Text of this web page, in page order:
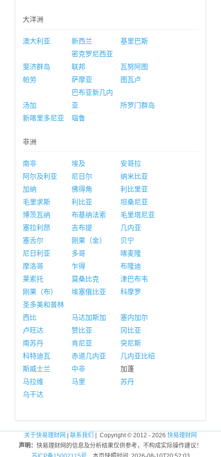
大洋洲
澳大利亚 新西兰 基里巴斯
斐济群岛
密克罗尼西亚
联邦
瓦努阿图
帕劳
萨摩亚 图瓦卢
汤加
巴布亚新几内
亚
所罗门群岛
新喀里多尼亚
瑙鲁
非洲
南非 埃及
安哥拉
阿尔及利亚
尼日尔
纳米比亚
加纳
佛得角
利比里亚
毛里求斯
利比亚
坦桑尼亚
博茨瓦纳
布基纳法索
毛里塔尼亚
塞拉利昂
吉布提
几内亚
塞舌尔
刚果（金）
贝宁
尼日利亚
多哥
喀麦隆
摩洛哥
乍得
布隆迪
莱索托
莫桑比克
津巴布韦
刚果（布）
埃塞俄比亚
科摩罗
圣多美和普林
西比
马达加斯加
塞内加尔
卢旺达
赞比亚
冈比亚
南苏丹
肯尼亚
突尼斯
科特迪瓦
赤道几内亚
几内亚比绍
斯威士兰
中非
加蓬
马拉维
马里
苏丹
乌干达
关于快易理财网 联系我们 | Copyright © 2012 - 2026 快易理财网
声明： 快易理财网的信息及分析结果仅供参考，不构成实际操作建议！